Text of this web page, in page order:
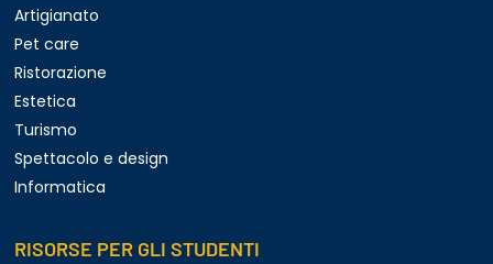
Artigianato
Pet care
Ristorazione
Estetica
Turismo
Spettacolo e design
Informatica
RISORSE PER GLI STUDENTI